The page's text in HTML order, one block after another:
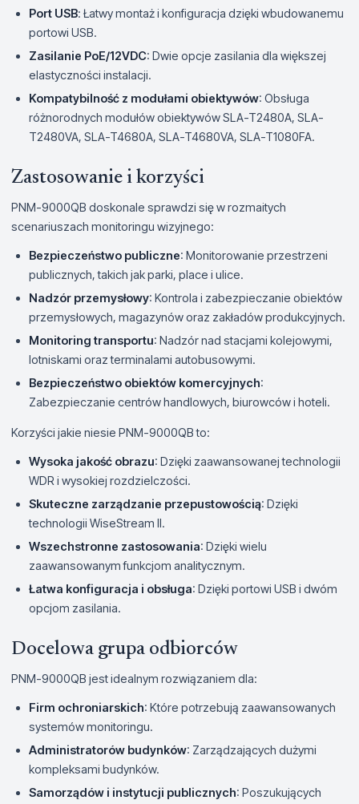
Port USB: Łatwy montaż i konfiguracja dzięki wbudowanemu
portowi USB.
Zasilanie PoE/12VDC: Dwie opcje zasilania dla większej
elastyczności instalacji.
Kompatybilność z modułami obiektywów: Obsługa
różnorodnych modułów obiektywów SLA-T2480A, SLA-
T2480VA, SLA-T4680A, SLA-T4680VA, SLA-T1080FA.
Zastosowanie i korzyści
PNM-9000QB doskonale sprawdzi się w rozmaitych
scenariuszach monitoringu wizyjnego:
Bezpieczeństwo publiczne: Monitorowanie przestrzeni
publicznych, takich jak parki, place i ulice.
Nadzór przemysłowy: Kontrola i zabezpieczanie obiektów
przemysłowych, magazynów oraz zakładów produkcyjnych.
Monitoring transportu: Nadzór nad stacjami kolejowymi,
lotniskami oraz terminalami autobusowymi.
Bezpieczeństwo obiektów komercyjnych:
Zabezpieczanie centrów handlowych, biurowców i hoteli.
Korzyści jakie niesie PNM-9000QB to:
Wysoka jakość obrazu: Dzięki zaawansowanej technologii
WDR i wysokiej rozdzielczości.
Skuteczne zarządzanie przepustowością: Dzięki
technologii WiseStream II.
Wszechstronne zastosowania: Dzięki wielu
zaawansowanym funkcjom analitycznym.
Łatwa konfiguracja i obsługa: Dzięki portowi USB i dwóm
opcjom zasilania.
Docelowa grupa odbiorców
PNM-9000QB jest idealnym rozwiązaniem dla:
Firm ochroniarskich: Które potrzebują zaawansowanych
systemów monitoringu.
Administratorów budynków: Zarządzających dużymi
kompleksami budynków.
Samorządów i instytucji publicznych: Poszukujących